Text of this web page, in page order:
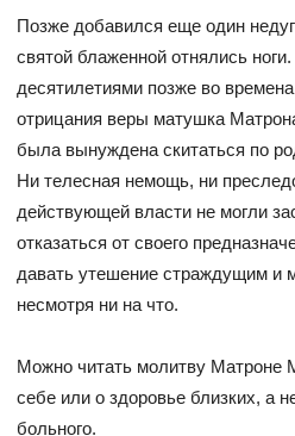
Позже добавился еще один
святой блаженной отнялись
десятилетиями позже во
отрицания веры матушка
была вынуждена скитаться по
Ни телесная немощь, ни
действующей власти не могли
отказаться от своего
давать утешение страждущим и
несмотря ни на что.
Можно читать молитву Матроне
себе или о здоровье близких, а
больного.